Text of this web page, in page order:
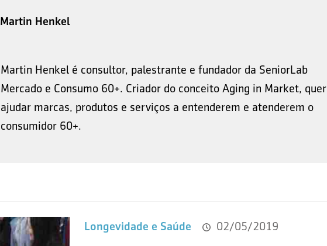
Martin Henkel
Martin Henkel é consultor, palestrante e fundador da SeniorLab
Mercado e Consumo 60+. Criador do conceito Aging in Market, quer
ajudar marcas, produtos e serviços a entenderem e atenderem o
consumidor 60+.
Longevidade e Saúde 02/05/2019
mantenha-se atualizado para o
CADASTRAR